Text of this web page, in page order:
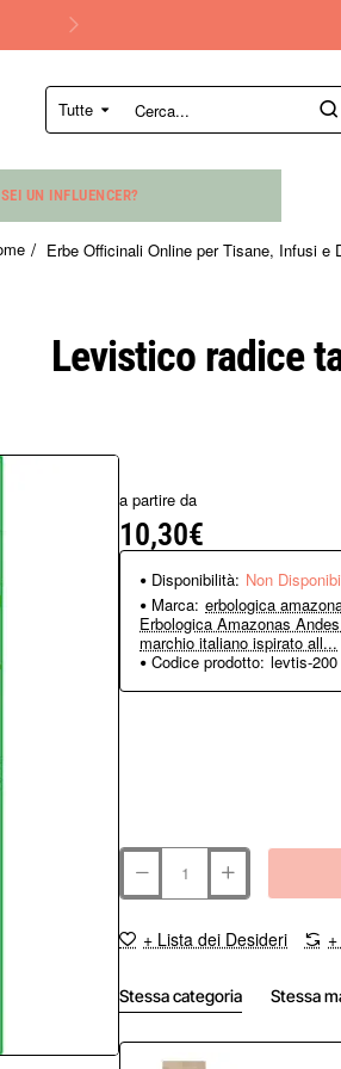
Tutte
Cerca...
SEI UN INFLUENCER?
Levistico radice
Erbe Officinali Online per Tisane, Infusi e
a partire da
10,30€
Disponibilità: Non
Marca: erbologica
Erbologica Amazonas
marchio italiano ispirato all...
Codice prodotto: levtis-200
+ Lista dei Desideri
Stessa categoria Stessa